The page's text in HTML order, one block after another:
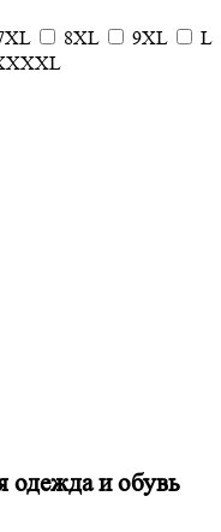
8XL 9XL
L
одежда и обувь